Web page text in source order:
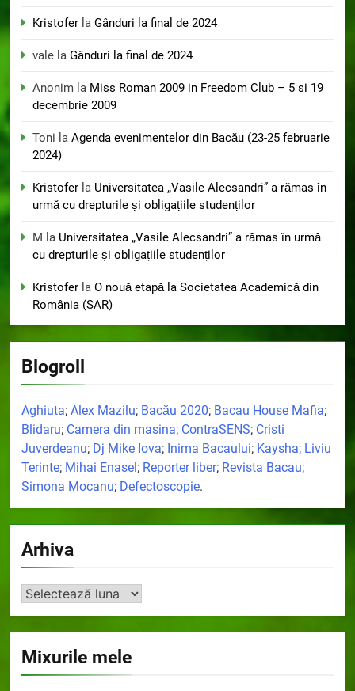
Kristofer la Gânduri la final de 2024
vale la Gânduri la final de 2024
Anonim la Miss Roman 2009 in Freedom Club – 5 si 19
decembrie 2009
Toni la Agenda evenimentelor din Bacău (23-25 februarie
2024)
Kristofer la Universitatea „Vasile Alecsandri” a rămas în
urmă cu drepturile și obligațiile studenților
M la Universitatea „Vasile Alecsandri” a rămas în urmă
cu drepturile și obligațiile studenților
Kristofer la O nouă etapă la Societatea Academică din
România (SAR)
Blogroll
Aghiuta; Alex Mazilu; Bacău 2020; Bacau House Mafia;
Blidaru; Camera din masina; ContraSENS; Cristi
Juverdeanu; Dj Mike Iova; Inima Bacaului; Kaysha; Liviu
Terinte; Mihai Enasel; Reporter liber; Revista Bacau;
Simona Mocanu; Defectoscopie.
Arhiva
Arhiva
Mixurile mele